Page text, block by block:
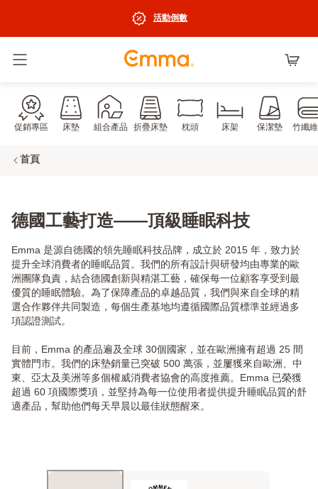
活動倒數
促銷專區 床墊 組合產品 折疊床墊 枕頭 床架 保潔墊 竹纖
首頁
德國工藝打造——頂級睡眠科技
Emma 是源自德國的領先睡眠科技品牌，成立於 2015 年，致力於
提升全球消費者的睡眠品質。我們的所有設計與研發均由專業的歐
洲團隊負責，結合德國創新與精湛工藝，確保每一位顧客享受到最
優質的睡眠體驗。為了保障產品的卓越品質，我們與來自全球的精
選合作夥伴共同製造，每個生產基地均遵循國際品質標準並經過多
項認證測試。
目前，Emma 的產品遍及全球 30個國家，並在歐洲擁有超過 25 間
實體門市。我們的床墊銷量已突破 500 萬張，並屢獲來自歐洲、中
東、亞太及美洲等多個權威消費者協會的高度推薦。Emma 已榮獲
超過 60 項國際獎項，並堅持為每一位使用者提供提升睡眠品質的舒
適產品，幫助他們每天早晨以最佳狀態醒來。